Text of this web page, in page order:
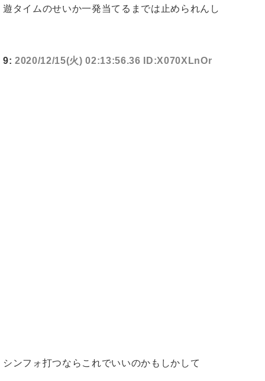
遊タイムのせいか一発当てるまでは止められんし
9: 2020/12/15(火) 02:13:56.36 ID:X070XLnOr
シンフォ打つならこれでいいのかもしかして